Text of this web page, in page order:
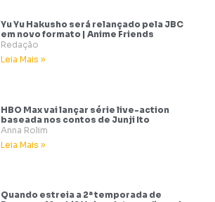
Yu Yu Hakusho será relançado pela JBC
em novo formato | Anime Friends
Redação
Leia Mais »
HBO Max vai lançar série live-action
baseada nos contos de Junji Ito
Anna Rolim
Leia Mais »
Quando estreia a 2ª temporada de